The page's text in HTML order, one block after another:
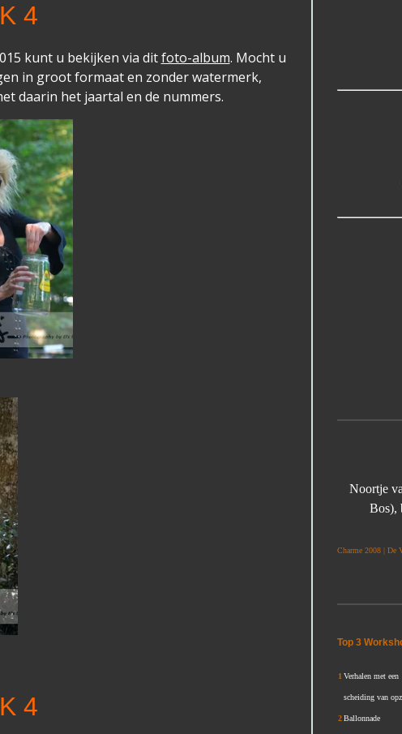
4
kunt u bekijken via ditfoto-album. Mocht u
in groot formaat en zonder watermerk,
daarin het jaartal en de nummers.
4
Noortje
Bos),
Charme 2008 | De
Top 3
1 Verhalen met een
scheiding van
2 Ballonnade